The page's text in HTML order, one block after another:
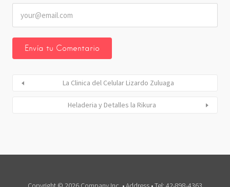
La Clinica del Celular Lizardo Zuluaga
Heladeria y Detalles la Rikura